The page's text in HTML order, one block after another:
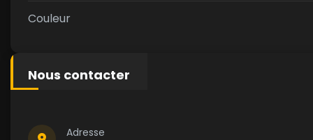
Couleur
Nous contacter
Adresse